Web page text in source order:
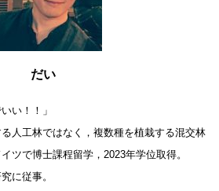
だい
い！！」
人工林ではなく，複数種を植栽する混交林
ツで博士課程留学，2023年学位取得。
に従事。